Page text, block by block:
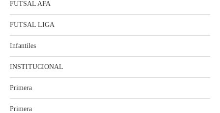
FUTSAL AFA
FUTSAL LIGA
Infantiles
INSTITUCIONAL
Primera
Primera